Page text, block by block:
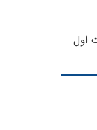
اول